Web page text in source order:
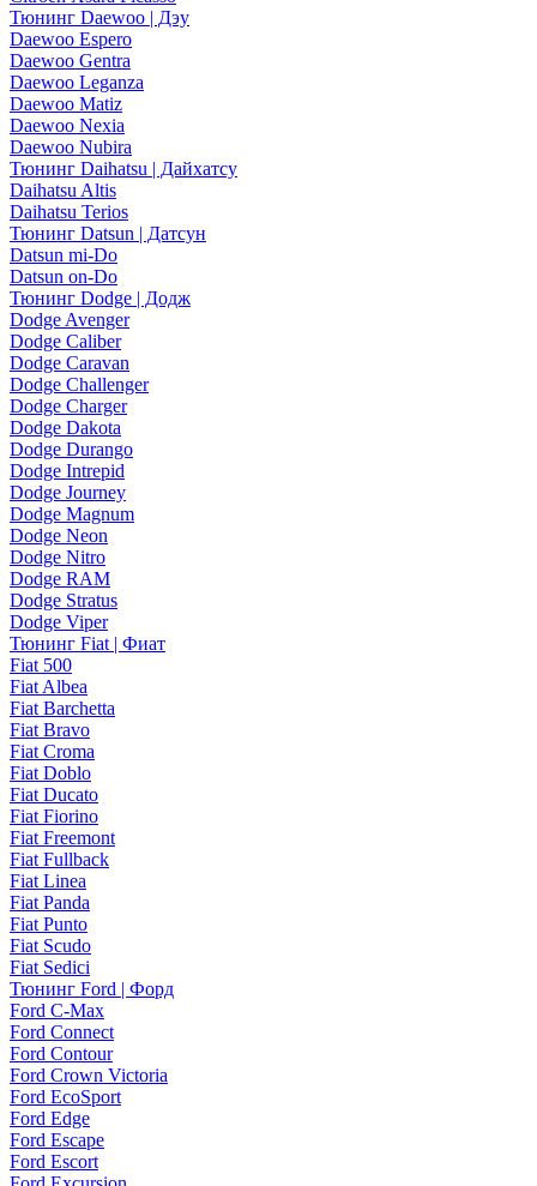
Тюнинг Daewoo | Дэу
Daewoo Espero
Daewoo Gentra
Daewoo Leganza
Daewoo Matiz
Daewoo Nexia
Daewoo Nubira
Тюнинг Daihatsu | Дайхатсу
Daihatsu Altis
Daihatsu Terios
Тюнинг Datsun | Датсун
Datsun mi-Do
Datsun on-Do
Тюнинг Dodge | Додж
Dodge Avenger
Dodge Caliber
Dodge Caravan
Dodge Challenger
Dodge Charger
Dodge Dakota
Dodge Durango
Dodge Intrepid
Dodge Journey
Dodge Magnum
Dodge Neon
Dodge Nitro
Dodge RAM
Dodge Stratus
Dodge Viper
Тюнинг Fiat | Фиат
Fiat 500
Fiat Albea
Fiat Barchetta
Fiat Bravo
Fiat Croma
Fiat Doblo
Fiat Ducato
Fiat Fiorino
Fiat Freemont
Fiat Fullback
Fiat Linea
Fiat Panda
Fiat Punto
Fiat Scudo
Fiat Sedici
Тюнинг Ford | Форд
Ford C-Max
Ford Connect
Ford Contour
Ford Crown Victoria
Ford EcoSport
Ford Edge
Ford Escape
Ford Escort